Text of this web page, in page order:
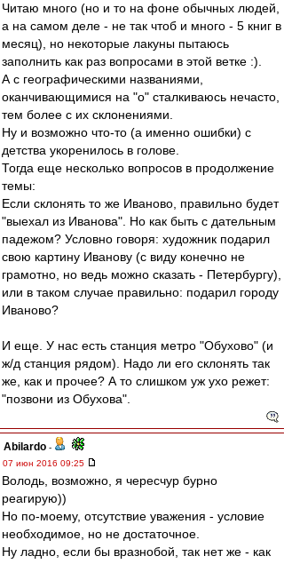
Читаю много (но и то на фоне обычных людей,
а на самом деле - не так чтоб и много - 5 книг в
месяц), но некоторые лакуны пытаюсь
заполнить как раз вопросами в этой ветке :).
А с географическими названиями,
оканчивающимися на "о" сталкиваюсь нечасто,
тем более с их склонениями.
Ну и возможно что-то (а именно ошибки) с
детства укоренилось в голове.
Тогда еще несколько вопросов в продолжение
темы:
Если склонять то же Иваново, правильно будет
"выехал из Иванова". Но как быть с дательным
падежом? Условно говоря: художник подарил
свою картину Иванову (с виду конечно не
грамотно, но ведь можно сказать - Петербургу),
или в таком случае правильно: подарил городу
Иваново?
И еще. У нас есть станция метро "Обухово" (и
ж/д станция рядом). Надо ли его склонять так
же, как и прочее? А то слишком уж ухо режет:
"позвони из Обухова".
Abilardo -
07 июн 2016 09:25
Володь, возможно, я чересчур бурно
реагирую))
Но по-моему, отсутствие уважения - условие
необходимое, но не достаточное.
Ну ладно, если бы вразнобой, так нет же - как